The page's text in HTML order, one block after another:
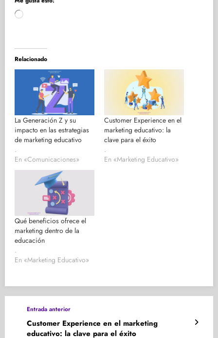
Cargando...
Relacionado
La Generación Z y su
impacto en las estrategias
de marketing educativo
.
En «Comunicaciones»
Customer Experience en el
marketing educativo: la
clave para el éxito
.
En «Marketing Educativo»
Qué beneficios ofrece el
marketing dentro de la
educación
.
En «Marketing Educativo»
Entrada anterior
Customer Experience en el marketing
educativo: la clave para el éxito